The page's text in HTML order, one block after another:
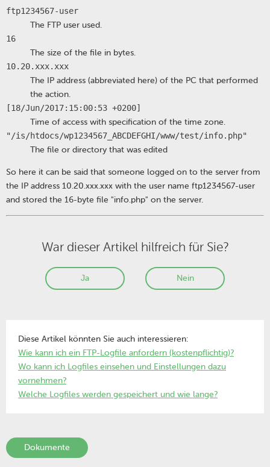
ftp1234567-user
The FTP user used.
16
The size of the file in bytes.
10.20.xxx.xxx
The IP address (abbreviated here) of the PC that performed
the action.
[18/Jun/2017:15:00:53 +0200]
Time of access with specification of the time zone.
"/is/htdocs/wp1234567_ABCDEFGHI/www/test/info.php"
The file or directory that was edited
So here it can be said that someone logged on to the server from
the IP address 10.20.xxx.xxx with the user name ftp1234567-user
and stored the 16-byte file "info.php" on the server.
War dieser Artikel hilfreich für Sie?
Ja Nein
Diese Artikel könnten Sie auch interessieren:
Wie kann ich ein FTP-Logfile anfordern (kostenpflichtig)?
Wo kann ich Logfiles einsehen und Einstellungen dazu
vornehmen?
Welche Logfiles werden gespeichert und wie lange?
Dokumente